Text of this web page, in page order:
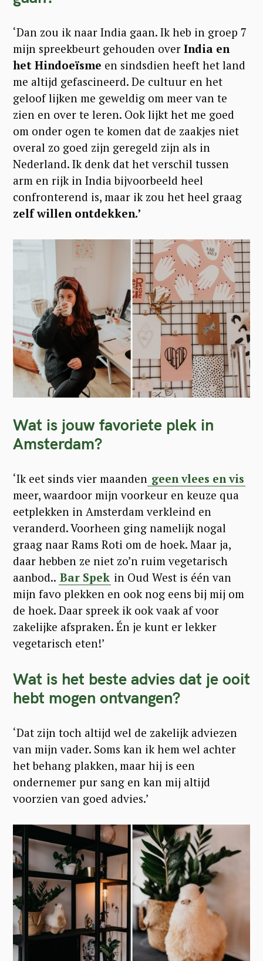
‘Dan zou ik naar India gaan. Ik heb in groep 7
mijn spreekbeurt gehouden over India en
het Hindoeïsme en sindsdien heeft het land
me altijd gefascineerd. De cultuur en het
geloof lijken me geweldig om meer van te
zien en over te leren. Ook lijkt het me goed
om onder ogen te komen dat de zaakjes niet
overal zo goed zijn geregeld zijn als in
Nederland. Ik denk dat het verschil tussen
arm en rijk in India bijvoorbeeld heel
confronterend is, maar ik zou het heel graag
zelf willen ontdekken.’
Wat is jouw favoriete plek in
Amsterdam?
‘Ik eet sinds vier maanden geen vlees en vis
meer, waardoor mijn voorkeur en keuze qua
eetplekken in Amsterdam verkleind en
veranderd. Voorheen ging namelijk nogal
graag naar Rams Roti om de hoek. Maar ja,
daar hebben ze niet zo’n ruim vegetarisch
aanbod.. Bar Spek in Oud West is één van
mijn favo plekken en ook nog eens bij mij om
de hoek. Daar spreek ik ook vaak af voor
zakelijke afspraken. Én je kunt er lekker
vegetarisch eten!’
Wat is het beste advies dat je ooit
hebt mogen ontvangen?
‘Dat zijn toch altijd wel de zakelijk adviezen
van mijn vader. Soms kan ik hem wel achter
het behang plakken, maar hij is een
ondernemer pur sang en kan mij altijd
voorzien van goed advies.’
S
e
a
r
c
f
o
: